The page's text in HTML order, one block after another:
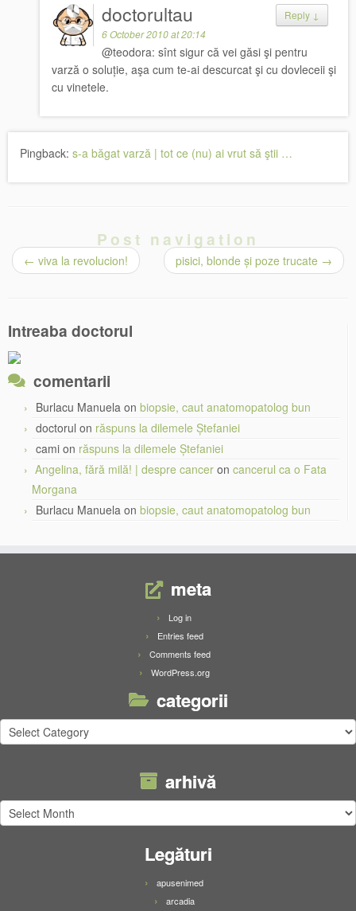
Reply ↓
doctorultau
6 October 2010 at 20:14
@teodora: sînt sigur că vei găsi şi pentru
varză o soluție, aşa cum te-ai descurcat şi cu dovleceii şi
cu vinetele.
Pingback: s-a băgat varză | tot ce (nu) ai vrut să ştii …
Post navigation
← viva la revolucion! pisici, blonde și poze trucate →
Intreaba doctorul
comentarii
Burlacu Manuela on biopsie, caut anatomopatolog bun
doctorul on răspuns la dilemele Ștefaniei
cami on răspuns la dilemele Ștefaniei
Angelina, fără milă! | despre cancer on cancerul ca o Fata
Morgana
Burlacu Manuela on biopsie, caut anatomopatolog bun
meta
Log in
Entries feed
Comments feed
WordPress.org
categorii
categorii
arhivă
arhivă
Legături
apusenimed
arcadia